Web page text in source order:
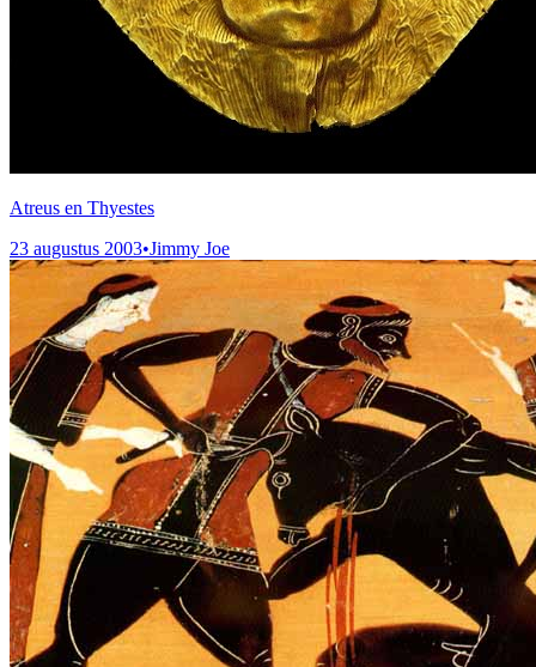
Atreus en Thyestes
23 augustus 2003•Jimmy Joe